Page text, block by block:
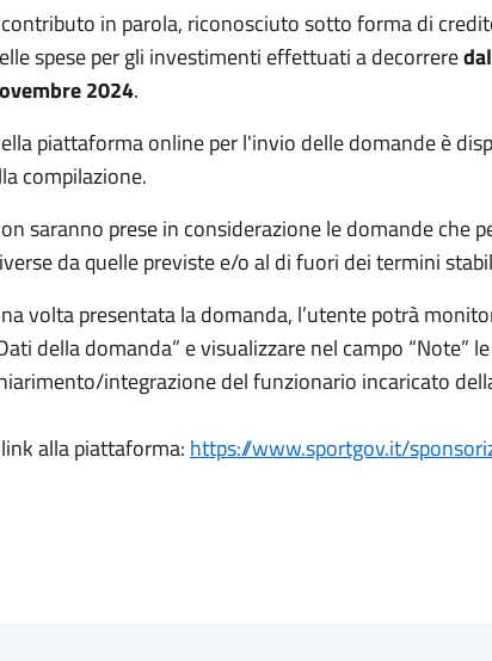
in parola, riconosciuto sotto forma di
spese per gli investimenti effettuati a decorrere
2024.
piattaforma online per l'invio delle domande è
compilazione.
saranno prese in considerazione le domande che
da quelle previste e/o al di fuori dei termini
volta presentata la domanda, l’utente potrà
della domanda” e visualizzare nel campo “Note”
integrazione del funzionario incaricato
alla piattaforma: https://www.sportgov.it/